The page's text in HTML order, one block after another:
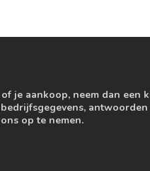
je aankoop, neem dan een
op te nemen.